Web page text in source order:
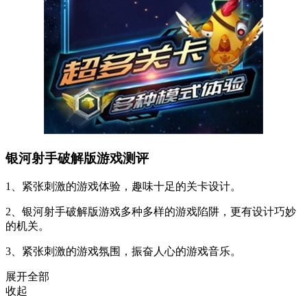
银河射手破解版游戏测评
1、紧张刺激的游戏体验，趣味十足的关卡设计。
2、银河射手破解版游戏多种多样的游戏陷阱，更有设计巧妙
的机关。
3、紧张刺激的游戏氛围，振奋人心的游戏音乐。
展开全部
收起